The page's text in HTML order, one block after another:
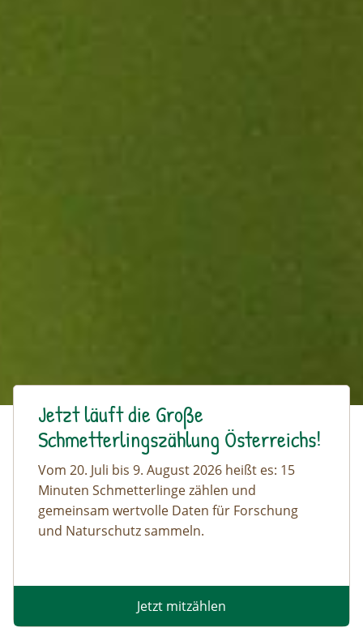
Jetzt läuft die Große
Schmetterlingszählung Österreichs!
Vom 20. Juli bis 9. August 2026 heißt es: 15
Minuten Schmetterlinge zählen und
gemeinsam wertvolle Daten für Forschung
und Naturschutz sammeln.
Jetzt mitzählen